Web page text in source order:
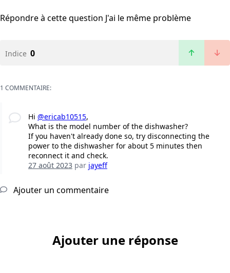
Répondre à cette question J'ai le même problème
Indice 0
1 COMMENTAIRE:
Hi @ericab10515,
What is the model number of the dishwasher?
If you haven't already done so, try disconnecting the
power to the dishwasher for about 5 minutes then
reconnect it and check.
27 août 2023par jayeff
Ajouter un commentaire
Ajouter une réponse